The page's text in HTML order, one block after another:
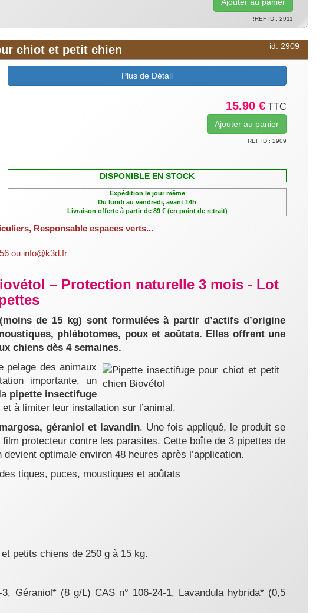
!REF ID : 2911
id: 2909
chiot et petit chien
Plus de Détail
15.90 € TTC
REF ID : 2909
DISPONIBLE EN STOCK
Expédition le jour même
Du lundi au vendredi, avant 14h
Livraison offerte à partir de 89 € (en point de retrait)
Responsable espaces verts...
ou info@k3d.fr
– Protection naturelle 3 mois - Lot
de 15 kg) sont formulées à partir d’actifs d’origine
phlébotomes, poux et aoûtats. Elles offrent une
chiens dès 4 semaines.
pelage des animaux
importante, un
pipette insectifuge
à limiter leur installation sur l’animal.
margosa, géraniol et lavandin. Une fois appliqué, le produit se
protecteur contre les parasites. Cette boîte de 3 pipettes de
optimale environ 48 heures après l’application.
tiques, puces, moustiques et aoûtats
petits chiens de 250 g à 15 kg.
Géraniol* (8 g/L) CAS n° 106-24-1, Lavandula hybrida* (0,5